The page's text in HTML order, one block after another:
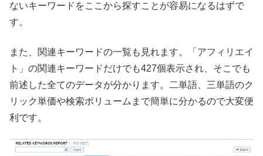
ないキーワードをここから探すことが容易になるはずで
す。
また、関連キーワードの一覧も見れます。「アフィリエイ
ト」の関連キーワードだけでも427個表示され、そこでも
前述した全てのデータが分かります。二単語、三単語のク
リック単価や検索ボリュームまで簡単に分かるので大変便
利です。